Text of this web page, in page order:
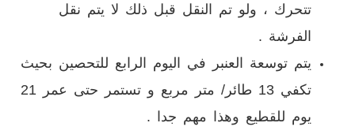
تتحرك ، ولو تم النقل قبل ذلك لا يتم نقل
الفرشة .
يتم توسعة العنبر في اليوم الرابع للتحصين بحيث
تكفي 13 طائر/ متر مربع و تستمر حتى عمر 21
يوم للقطيع وهذا مهم جدا .